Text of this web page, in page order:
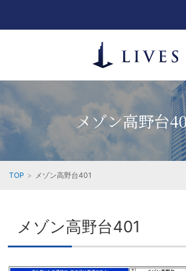
メゾン高野台
TOP メゾン高野台401
メゾン高野台401